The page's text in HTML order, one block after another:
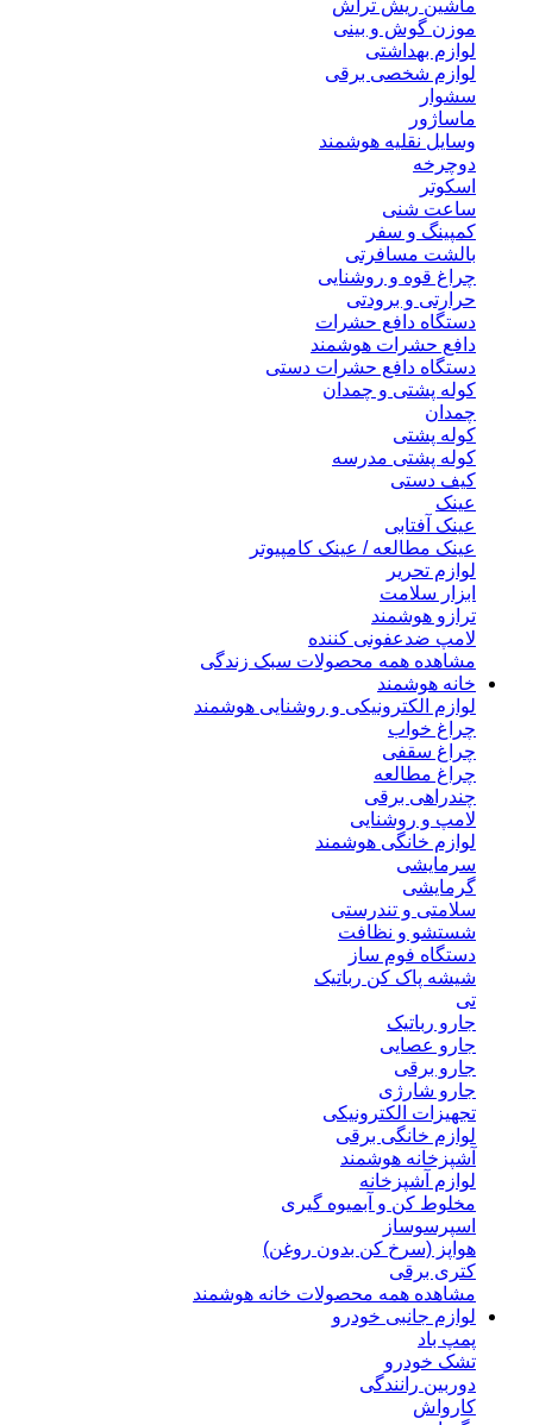
ماشین ریش تراش
موزن گوش و بینی
لوازم بهداشتی
لوازم شخصی برقی
سشوار
ماساژور
وسایل نقلیه هوشمند
دوچرخه
اسکوتر
ساعت شنی
کمپینگ و سفر
بالشت مسافرتی
چراغ قوه و روشنایی
حرارتی و برودتی
دستگاه دافع حشرات
دافع حشرات هوشمند
دستگاه دافع حشرات دستی
کوله پشتی و چمدان
چمدان
کوله پشتی
کوله پشتی مدرسه
کیف دستی
عینک
عینک آفتابی
عینک مطالعه / عینک کامپیوتر
لوازم تحریر
ابزار سلامت
ترازو هوشمند
لامپ ضدعفونی کننده
مشاهده همه محصولات سبک زندگی
خانه هوشمند
لوازم الکترونیکی و روشنایی هوشمند
چراغ خواب
چراغ سقفی
چراغ مطالعه
چندراهی برقی
لامپ و روشنایی
لوازم خانگی هوشمند
سرمایشی
گرمایشی
سلامتی و تندرستی
شستشو و نظافت
دستگاه فوم ساز
شیشه پاک کن رباتیک
تی
جارو رباتیک
جارو عصایی
جارو برقی
جارو شارژی
تجهیزات الکترونیکی
لوازم خانگی برقی
آشپزخانه هوشمند
لوازم آشپزخانه
مخلوط کن و آبمیوه گیری
اسپرسوساز
هواپز (سرخ کن بدون روغن)
کتری برقی
مشاهده همه محصولات خانه هوشمند
لوازم جانبی خودرو
پمپ باد
تشک خودرو
دوربین رانندگی
کارواش